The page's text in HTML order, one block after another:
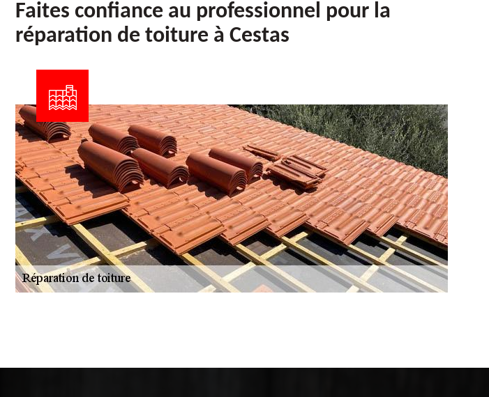
Faites confiance au professionnel pour la
réparation de toiture à Cestas